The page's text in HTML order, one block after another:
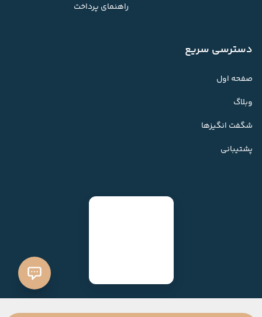
راهنمای پرداخت
دسترسی سریع
صفحه اول
وبلاگ
شگفت انگیزها
پشتیبانی